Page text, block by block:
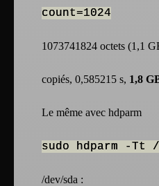
count=1024
1073741824 octets (1,1
copiés, 0,585215 s, 1,8
Le même avec hdparm
sudo hdparm -Tt
/dev/sda :